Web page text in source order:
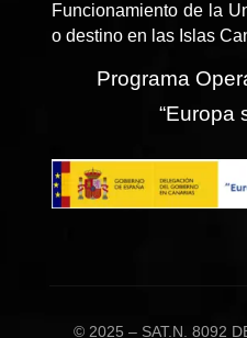
Funcionamiento de la
o destino en las Islas
Programa
“Europa
© 2025 – SAT.N. 8092